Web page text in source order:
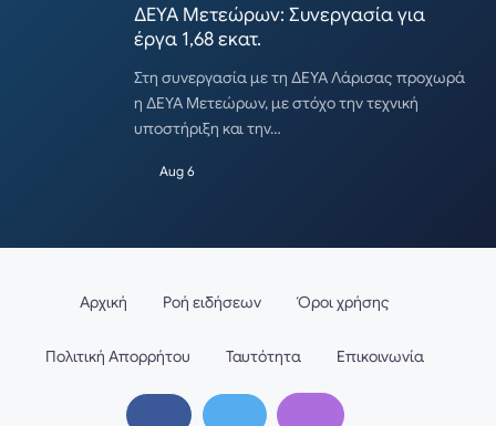
ΔΕΥΑ Μετεώρων: Συνεργασία για
έργα 1,68 εκατ.
Στη συνεργασία με τη ΔΕΥΑ Λάρισας προχωρά
η ΔΕΥΑ Μετεώρων, με στόχο την τεχνική
υποστήριξη και την…
Aug 6
Αρχική Ροή ειδήσεων Όροι χρήσης
Πολιτική Απορρήτου Ταυτότητα Επικοινωνία